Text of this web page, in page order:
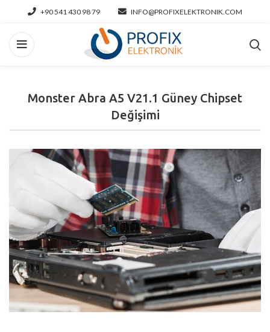
+90 541 430 98 79 INFO@PROFIXELEKTRONIK.COM
Monster Abra A5 V21.1 Güney Chipset
Değişimi